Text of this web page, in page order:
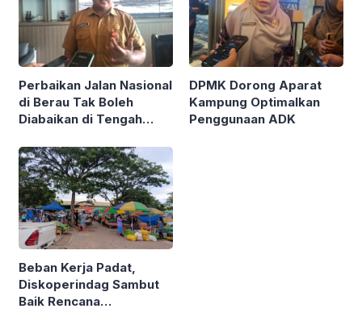
Perbaikan Jalan Nasional
di Berau Tak Boleh
Diabaikan di Tengah
Kalimantan
DPMK Dorong Aparat
Kampung Optimalkan
Penggunaan ADK
Beban Kerja Padat,
Diskoperindag Sambut
Baik Rencana